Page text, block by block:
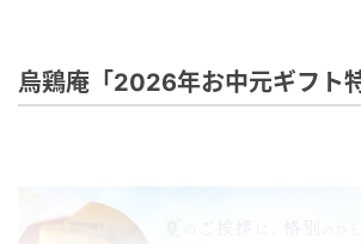
烏鶏庵「2026年お中元ギフト特